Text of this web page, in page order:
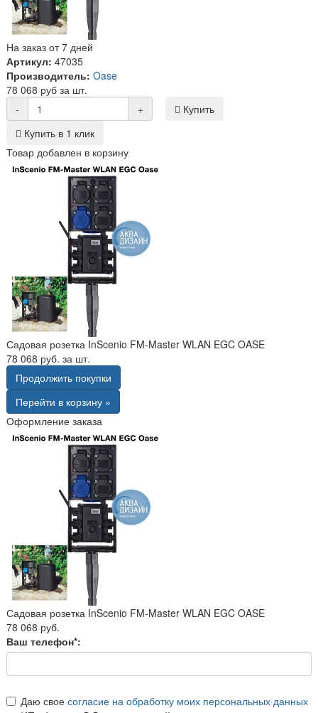
На заказ от 7 дней
Артикул: 47035
Производитель: Oase
78 068 руб за шт.
-
+
Купить
Купить в 1 клик
Товар добавлен в корзину
Садовая розетка InScenio FM-Master WLAN EGC OASE
78 068 руб. за шт.
Продолжить покупки
Перейти в корзину »
Оформление заказа
Садовая розетка InScenio FM-Master WLAN EGC OASE
78 068 руб.
Ваш телефон*:
Даю свое согласие на обработку моих персональных данных